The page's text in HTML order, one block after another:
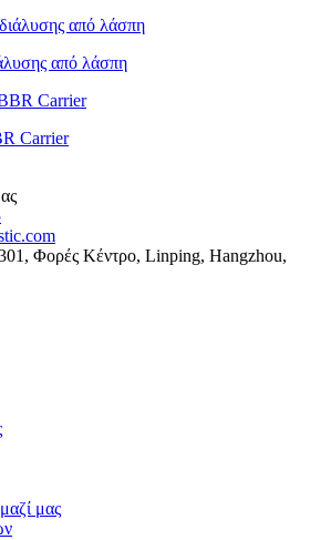
από λάσπη
Carrier
Φορές Κέντρο, Linping, Hangzhou,
μας